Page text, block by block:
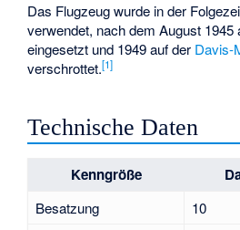
Das Flugzeug wurde in der
verwendet, nach dem August 1945
eingesetzt und 1949 auf der Davis-
verschrottet.[1]
Technische Daten
Kenngröße
Besatzung
10